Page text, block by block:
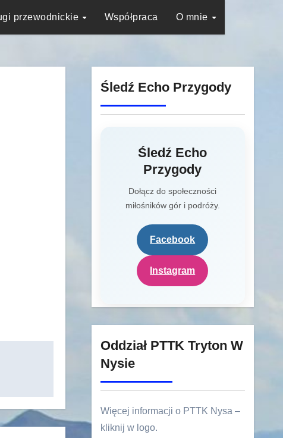
przewodnickie Współpraca O mnie
Śledź Echo Przygody
Śledź Echo
Przygody
Dołącz do społeczności
miłośników gór i podróży.
Facebook
Instagram
Oddział PTTK Tryton W
Nysie
Więcej informacji o PTTK Nysa –
kliknij w logo.